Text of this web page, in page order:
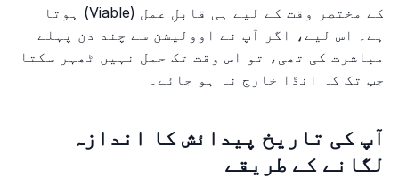
کے مختصر وقت کے لیے ہی قابلِ عمل (Viable) ہوتا
ہے۔ اس لیے، اگر آپ نے اوولیشن سے چند دن پہلے
مباشرت کی تھی، تو اس وقت تک حمل نہیں ٹھہر سکتا
جب تک کہ انڈا خارج نہ ہو جائے۔
آپ کی تاریخ پیدائش کا اندازہ
لگانے کے طریقے